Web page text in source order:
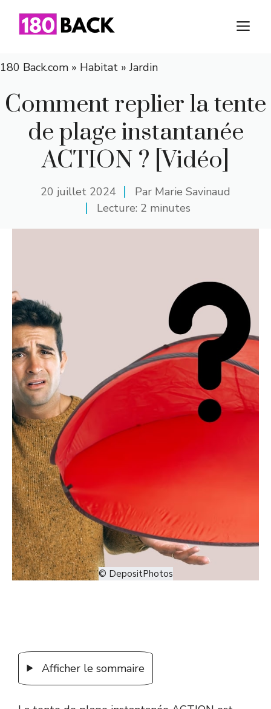
180 Back.com » Habitat »Jardin
Comment replier la tente
de plage instantanée
ACTION ? [Vidéo]
20 juillet 2024 Par Marie Savinaud
Lecture: 2 minutes
© DepositPhotos
Afficher le sommaire